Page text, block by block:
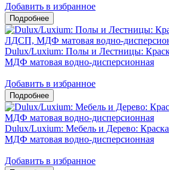
Добавить в избранное
Dulux/Luxium: Полы и Лестницы:
МДФ матовая водно-дисперсионная
Добавить в избранное
Dulux/Luxium: Мебель и Дерево:
МДФ матовая водно-дисперсионная
Добавить в избранное